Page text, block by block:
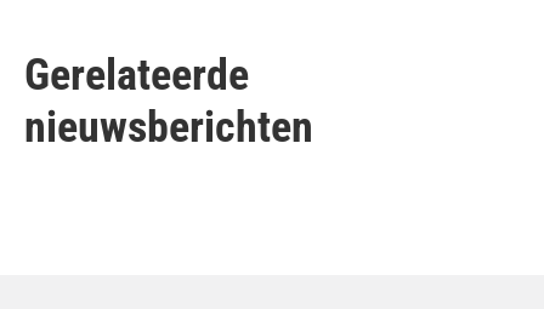
Gerelateerde
nieuwsberichten